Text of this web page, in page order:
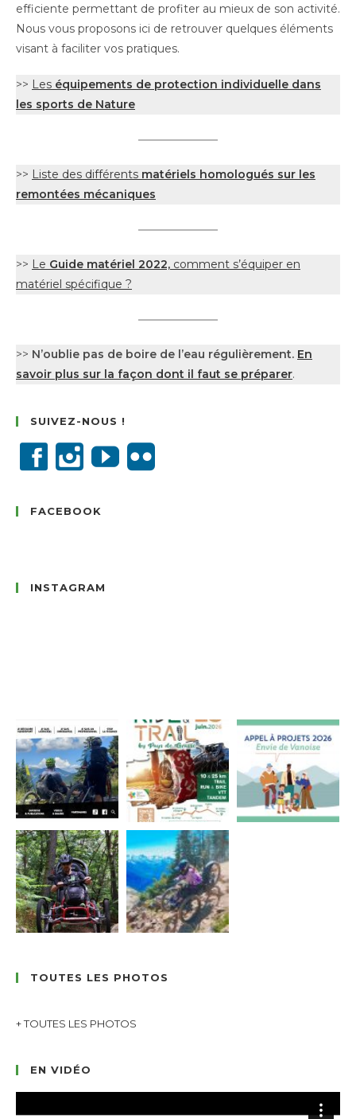
efficiente permettant de profiter au mieux de son activité.
Nous vous proposons ici de retrouver quelques éléments
visant à faciliter vos pratiques.
>> Les équipements de protection individuelle dans
les sports de Nature
>> Liste des différents matériels homologués sur les
remontées mécaniques
>> Le Guide matériel 2022, comment s’équiper en
matériel spécifique ?
>> N’oublie pas de boire de l’eau régulièrement. En
savoir plus sur la façon dont il faut se préparer.
SUIVEZ-NOUS !
FACEBOOK
INSTAGRAM
TOUTES LES PHOTOS
+ TOUTES LES PHOTOS
EN VIDÉO